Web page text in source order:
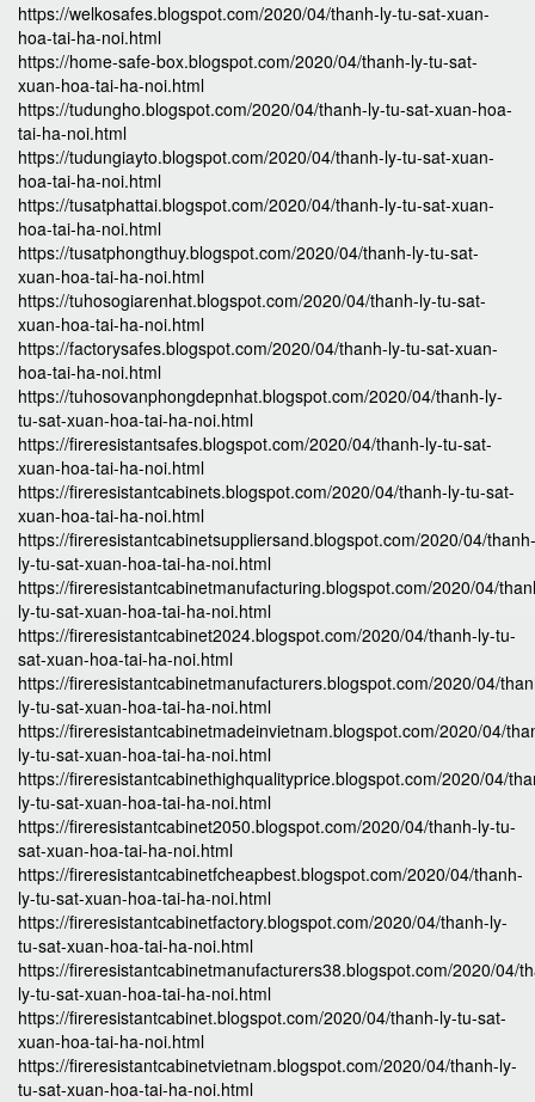
https://welkosafes.blogspot.com/2020/04/thanh-ly-tu-sat-xuan-
hoa-tai-ha-noi.html
https://home-safe-box.blogspot.com/2020/04/thanh-ly-tu-sat-
xuan-hoa-tai-ha-noi.html
https://tudungho.blogspot.com/2020/04/thanh-ly-tu-sat-xuan-hoa-
tai-ha-noi.html
https://tudungiayto.blogspot.com/2020/04/thanh-ly-tu-sat-xuan-
hoa-tai-ha-noi.html
https://tusatphattai.blogspot.com/2020/04/thanh-ly-tu-sat-xuan-
hoa-tai-ha-noi.html
https://tusatphongthuy.blogspot.com/2020/04/thanh-ly-tu-sat-
xuan-hoa-tai-ha-noi.html
https://tuhosogiarenhat.blogspot.com/2020/04/thanh-ly-tu-sat-
xuan-hoa-tai-ha-noi.html
https://factorysafes.blogspot.com/2020/04/thanh-ly-tu-sat-xuan-
hoa-tai-ha-noi.html
https://tuhosovanphongdepnhat.blogspot.com/2020/04/thanh-ly-
tu-sat-xuan-hoa-tai-ha-noi.html
https://fireresistantsafes.blogspot.com/2020/04/thanh-ly-tu-sat-
xuan-hoa-tai-ha-noi.html
https://fireresistantcabinets.blogspot.com/2020/04/thanh-ly-tu-sat-
xuan-hoa-tai-ha-noi.html
https://fireresistantcabinetsuppliersand.blogspot.com/2020/04/thanh-
ly-tu-sat-xuan-hoa-tai-ha-noi.html
https://fireresistantcabinetmanufacturing.blogspot.com/2020/04/
ly-tu-sat-xuan-hoa-tai-ha-noi.html
https://fireresistantcabinet2024.blogspot.com/2020/04/thanh-ly-tu-
sat-xuan-hoa-tai-ha-noi.html
https://fireresistantcabinetmanufacturers.blogspot.com/2020/04/
ly-tu-sat-xuan-hoa-tai-ha-noi.html
https://fireresistantcabinetmadeinvietnam.blogspot.com/2020/04/
ly-tu-sat-xuan-hoa-tai-ha-noi.html
https://fireresistantcabinethighqualityprice.blogspot.com/2020/04/
ly-tu-sat-xuan-hoa-tai-ha-noi.html
https://fireresistantcabinet2050.blogspot.com/2020/04/thanh-ly-tu-
sat-xuan-hoa-tai-ha-noi.html
https://fireresistantcabinetfcheapbest.blogspot.com/2020/04/thanh-
ly-tu-sat-xuan-hoa-tai-ha-noi.html
https://fireresistantcabinetfactory.blogspot.com/2020/04/thanh-ly-
tu-sat-xuan-hoa-tai-ha-noi.html
https://fireresistantcabinetmanufacturers38.blogspot.com/2020/04/
ly-tu-sat-xuan-hoa-tai-ha-noi.html
https://fireresistantcabinet.blogspot.com/2020/04/thanh-ly-tu-sat-
xuan-hoa-tai-ha-noi.html
https://fireresistantcabinetvietnam.blogspot.com/2020/04/thanh-ly-
tu-sat-xuan-hoa-tai-ha-noi.html